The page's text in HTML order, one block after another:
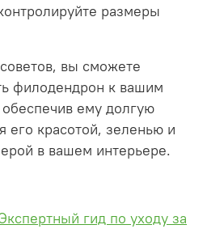
размеры
вы сможете
филодендрон к вашим
ему долгую
его красотой, зеленью и
в вашем интерьере.
гид по уходу за